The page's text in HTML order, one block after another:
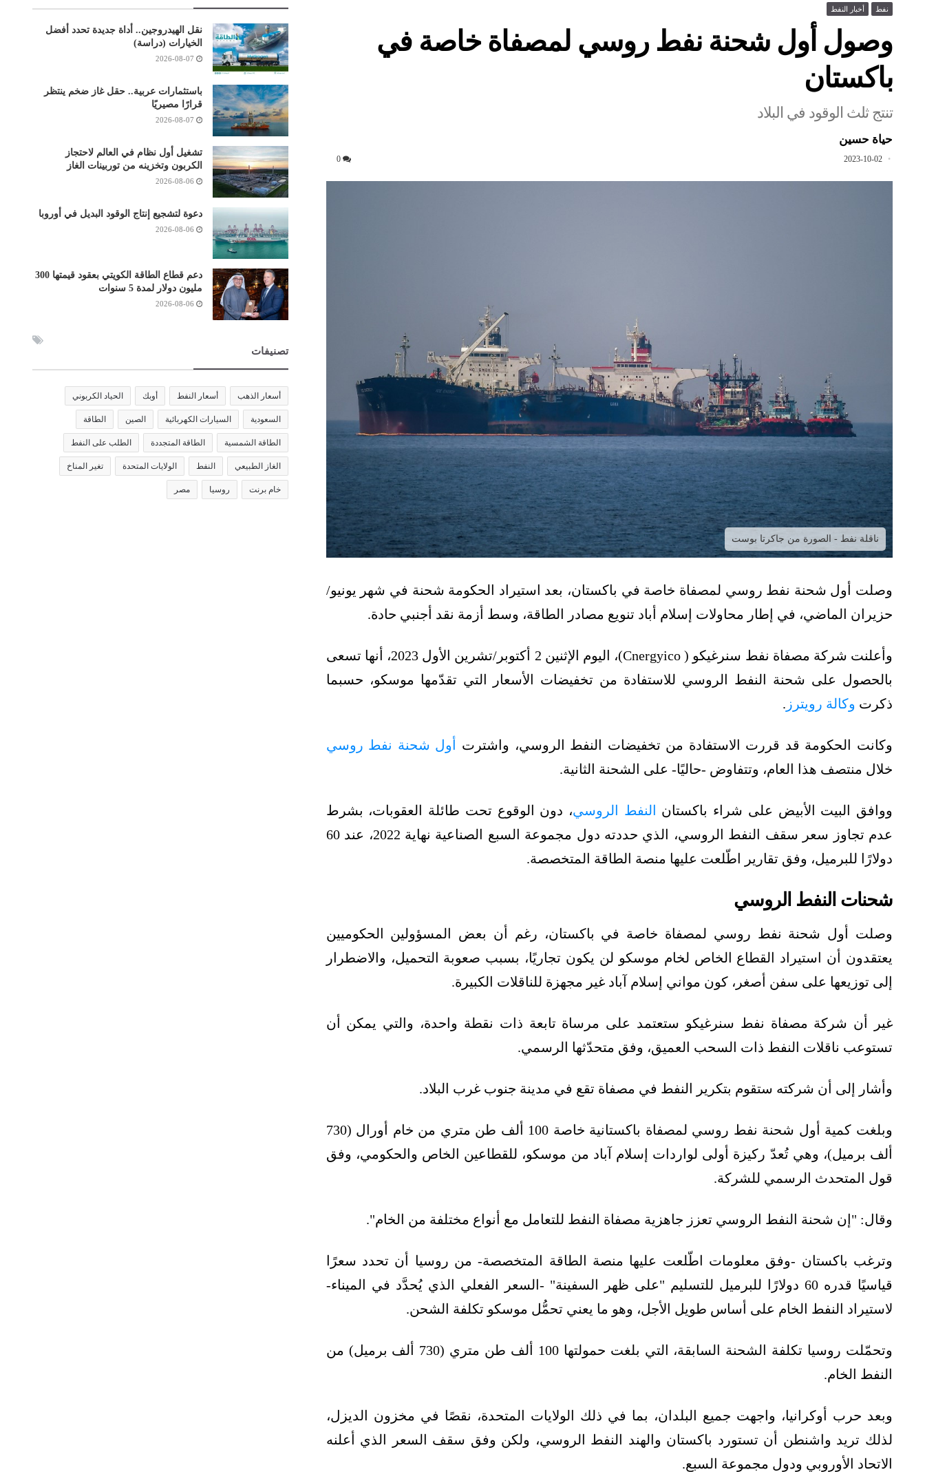
نفط أخبار النفط
وصول أول شحنة نفط روسي لمصفاة خاصة في
باكستان
تنتج ثلث الوقود في البلاد
حياة حسين
2023-10-02
0
ناقلة نفط - الصورة من جاكرتا بوست
وصلت أول شحنة نفط روسي لمصفاة خاصة في باكستان، بعد استيراد الحكومة شحنة في شهر يونيو/
حزيران الماضي، في إطار محاولات إسلام أباد تنويع مصادر الطاقة، وسط أزمة نقد أجنبي حادة.
وأعلنت شركة مصفاة نفط سنرغيكو ( Cnergyico)، اليوم الإثنين 2 أكتوبر/تشرين الأول 2023، أنها تسعى
بالحصول على شحنة النفط الروسي للاستفادة من تخفيضات الأسعار التي تقدّمها موسكو، حسبما
ذكرت وكالة رويترز .
وكانت الحكومة قد قررت الاستفادة من تخفيضات النفط الروسي، واشترت أول شحنة نفط روسي
خلال منتصف هذا العام، وتتفاوض -حاليًا- على الشحنة الثانية.
ووافق البيت الأبيض على شراء باكستان النفط الروسي، دون الوقوع تحت طائلة العقوبات، بشرط
عدم تجاوز سعر سقف النفط الروسي، الذي حددته دول مجموعة السبع الصناعية نهاية 2022، عند 60
دولارًا للبرميل، وفق تقارير اطّلعت عليها منصة الطاقة المتخصصة.
شحنات النفط الروسي
وصلت أول شحنة نفط روسي لمصفاة خاصة في باكستان، رغم أن بعض المسؤولين الحكوميين
يعتقدون أن استيراد القطاع الخاص لخام موسكو لن يكون تجاريًا، بسبب صعوبة التحميل، والاضطرار
إلى توزيعها على سفن أصغر، كون مواني إسلام آباد غير مجهزة للناقلات الكبيرة.
غير أن شركة مصفاة نفط سنرغيكو ستعتمد على مرساة تابعة ذات نقطة واحدة، والتي يمكن أن
تستوعب ناقلات النفط ذات السحب العميق، وفق متحدّثها الرسمي.
وأشار إلى أن شركته ستقوم بتكرير النفط في مصفاة تقع في مدينة جنوب غرب البلاد.
وبلغت كمية أول شحنة نفط روسي لمصفاة باكستانية خاصة 100 ألف طن متري من خام أورال (730
ألف برميل)، وهي تُعدّ ركيزة أولى لواردات إسلام آباد من موسكو، للقطاعين الخاص والحكومي، وفق
قول المتحدث الرسمي للشركة.
وقال: "إن شحنة النفط الروسي تعزز جاهزية مصفاة النفط للتعامل مع أنواع مختلفة من الخام".
وترغب باكستان -وفق معلومات اطّلعت عليها منصة الطاقة المتخصصة- من روسيا أن تحدد سعرًا
قياسيًا قدره 60 دولارًا للبرميل للتسليم "على ظهر السفينة" -السعر الفعلي الذي يُحدَّد في الميناء-
لاستيراد النفط الخام على أساس طويل الأجل، وهو ما يعني تحمُّل موسكو تكلفة الشحن.
وتحمّلت روسيا تكلفة الشحنة السابقة، التي بلغت حمولتها 100 ألف طن متري (730 ألف برميل) من
النفط الخام.
وبعد حرب أوكرانيا، واجهت جميع البلدان، بما في ذلك الولايات المتحدة، نقصًا في مخزون الديزل،
لذلك تريد واشنطن أن تستورد باكستان والهند النفط الروسي، ولكن وفق سقف السعر الذي أعلنه
الاتحاد الأوروبي ودول مجموعة السبع.
نقل الهيدروجين.. أداة جديدة تحدد أفضل
الخيارات (دراسة)
2026-08-07
باستثمارات عربية.. حقل غاز ضخم ينتظر
قرارًا مصيريًا
2026-08-07
تشغيل أول نظام في العالم لاحتجاز
الكربون وتخزينه من توربينات الغاز
2026-08-06
دعوة لتشجيع إنتاج الوقود البديل في أوروبا
2026-08-06
دعم قطاع الطاقة الكويتي بعقود قيمتها 300
مليون دولار لمدة 5 سنوات
2026-08-06
تصنيفات
أسعار الذهب أسعار النفط أوبك الحياد الكربوني
السعودية السيارات الكهربائية الصين الطاقة
الطاقة الشمسية الطاقة المتجددة الطلب على النفط
الغاز الطبيعي النفط الولايات المتحدة تغير المناخ
خام برنت روسيا مصر